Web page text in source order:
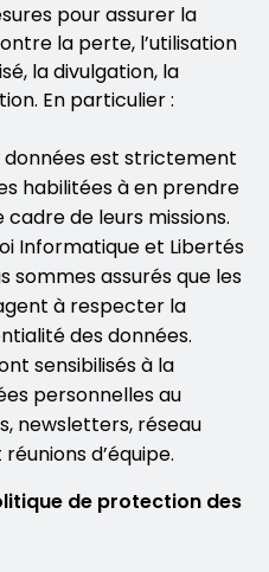
pour assurer la
la perte, l’utilisation
la divulgation, la
En particulier :
données est strictement
habilitées à en prendre
de leurs missions.
Informatique et Libertés
sommes assurés que les
à respecter la
des données.
sensibilisés à la
personnelles au
newsletters, réseau
d’équipe.
de protection des